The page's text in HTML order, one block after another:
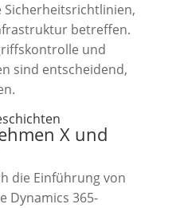
Sicherheitsrichtlinien,
betreffen.
und
sind entscheidend,
X und
die Einführung von
Dynamics 365-